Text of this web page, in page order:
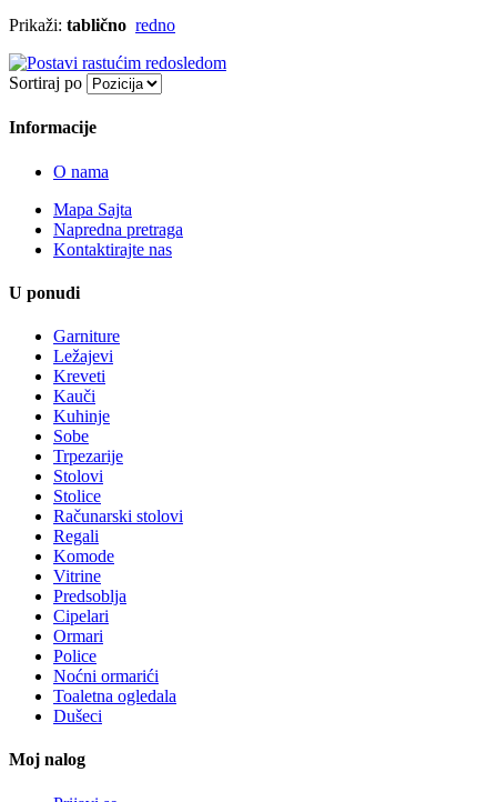
Prikaži: tablično redno
Sortiraj po
Informacije
O nama
Mapa Sajta
Napredna pretraga
Kontaktirajte nas
U ponudi
Garniture
Ležajevi
Kreveti
Kauči
Kuhinje
Sobe
Trpezarije
Stolovi
Stolice
Računarski stolovi
Regali
Komode
Vitrine
Predsoblja
Cipelari
Ormari
Police
Noćni ormarići
Toaletna ogledala
Dušeci
Moj nalog